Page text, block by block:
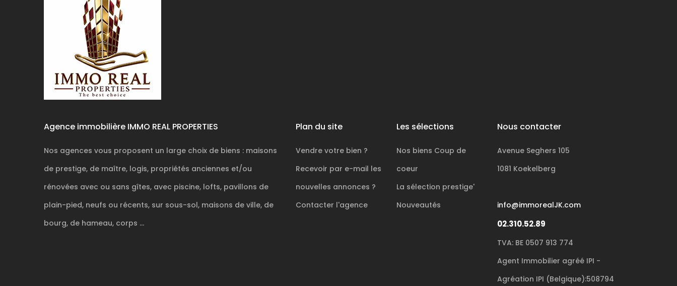
Agence immobilière IMMO REAL PROPERTIES
Nos agences vous proposent un large choix de biens : maisons
de prestige, de maître, logis, propriétés anciennes et/ou
rénovées avec ou sans gîtes, avec piscine, lofts, pavillons de
plain-pied, neufs ou récents, sur sous-sol, maisons de ville, de
bourg, de hameau, corps ...
Plan du site
Vendre votre bien ?
Recevoir par e-mail les
nouvelles annonces ?
Contacter l'agence
Les sélections
Nos biens Coup de
coeur
La sélection prestige'
Nouveautés
Nous contacter
Avenue Seghers 105
1081 Koekelberg
info@immorealJK.com
02.310.52.89
TVA: BE 0507 913 774
Agent Immobilier agréé IPI -
Agréation IPI (Belgique):508794